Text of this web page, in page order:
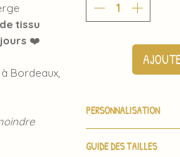
tissu
❤️
à Bordeaux,
PERSONNALISATION
couleur de fil choisie.
GUIDE DES TAILLES